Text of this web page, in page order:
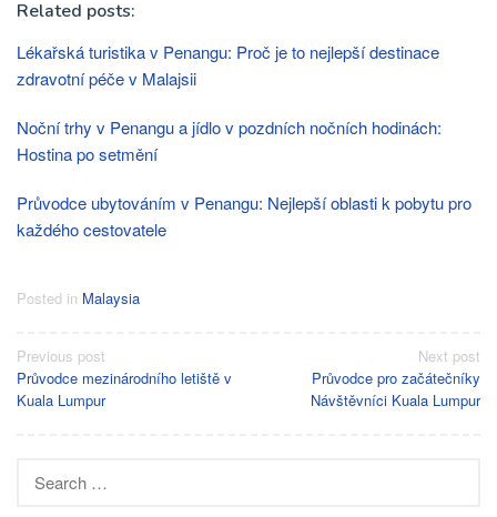
Related posts:
Lékařská turistika v Penangu: Proč je to nejlepší destinace
zdravotní péče v Malajsii
Noční trhy v Penangu a jídlo v pozdních nočních hodinách:
Hostina po setmění
Průvodce ubytováním v Penangu: Nejlepší oblasti k pobytu pro
každého cestovatele
Posted in Malaysia
Post
navigation
Previous post
Průvodce mezinárodního letiště v
Kuala Lumpur
Next post
Průvodce pro začátečníky
Návštěvníci Kuala Lumpur
for: